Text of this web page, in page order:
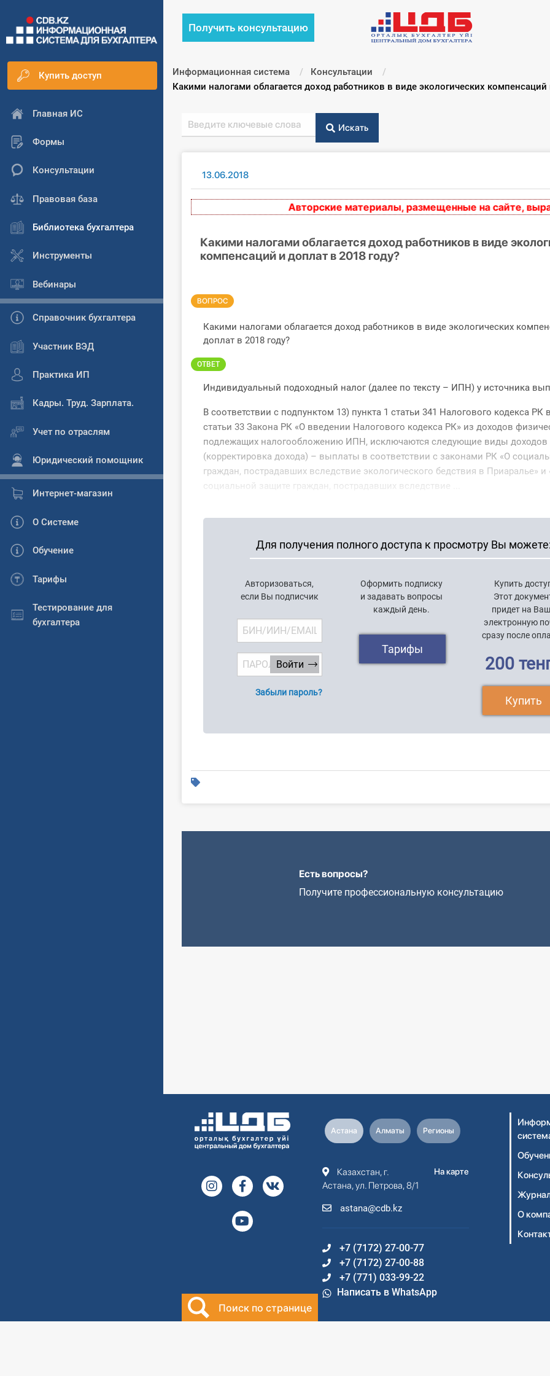
Купить доступ
Главная ИС
Формы
Консультации
Правовая база
Библиотека бухгалтера
Инструменты
Вебинары
Справочник бухгалтера
Участник ВЭД
Практика ИП
Кадры. Труд. Зарплата.
Учет по отраслям
Юридический помощник
Интернет-магазин
О Системе
Обучение
Тарифы
Тестирование для
бухгалтера
Получить консультацию
Информационная система
Консультации
Текущий:
Какими налогами облагается доход работников в виде экологических компенсаций
Искать
13.06.2018
Авторские материалы, размещенные на сайте,
Какими налогами облагается доход работников в виде
компенсаций и доплат в 2018 году?
ВОПРОС
Какими налогами облагается доход работников в виде экологических
доплат в 2018 году?
ОТВЕТ
Индивидуальный подоходный налог (далее по тексту – ИПН) у источника
В соответствии с подпунктом 13) пункта 1 статьи 341 Налогового кодекса РК
статьи 33 Закона РК «О введении Налогового кодекса РК» из доходов
подлежащих налогообложению ИПН, исключаются следующие виды доходов
(корректировка дохода) – выплаты в соответствии с законами РК «О
граждан, пострадавших вследствие экологического бедствия в Приаралье» и
социальной защите граждан, пострадавших вследствие ...
Для получения полного доступа к просмотру Вы можете:
Авторизоваться,
если Вы подписчик
Забыли пароль?
Оформить подписку
и задавать вопросы
каждый день.
Тарифы
Купить
Этот
придет на
электронную
сразу после
200
Купить
Поиск по странице
Есть вопросы?
Получите профессиональную консультацию
2000-2026
Астана Алматы Регионы
Казахстан, г.
Астана, ул. Петрова, 8/1
astana@cdb.kz
На карте
+7 (7172) 27-00-77
+7 (7172) 27-00-88
+7 (771) 033-99-22
Написать в WhatsApp
О